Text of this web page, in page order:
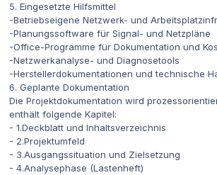
5. Eingesetzte Hilfsmittel
-Betriebseigene Netzwerk- und
-Planungssoftware für Signal- und Netzpläne
-Office-Programme für Dokumentation und
-Netzwerkanalyse- und Diagnosetools
-Herstellerdokumentationen und technische
6. Geplante Dokumentation
Die Projektdokumentation wird
enthält folgende Kapitel:
- 1.Deckblatt und Inhaltsverzeichnis
- 2.Projektumfeld
- 3.Ausgangssituation und Zielsetzung
- 4.Analysephase (Lastenheft)